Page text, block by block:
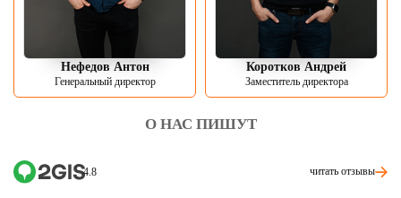
Нефедов Антон
Генеральный директор
Коротков Андрей
Заместитель директора
О НАС ПИШУТ
4.8 читать отзывы